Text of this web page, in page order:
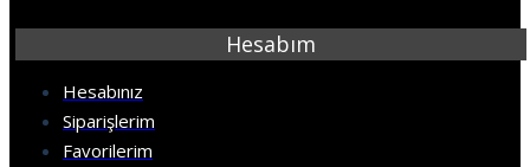
Hesabım
Hesabınız
Siparişlerim
Favorilerim